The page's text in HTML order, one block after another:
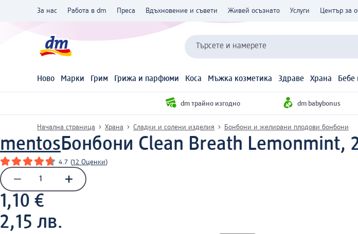
За нас Работа в dm Преса Вдъхновение и съвети Живей осъзнато Услуги Център за
Търсете и намерете
Ново Марки Грим Грижа и парфюми Коса Мъжка козметика Здраве Храна Бебе
dm трайно изгодно dm babybonus
Начална страница Храна Сладки и солени изделия Бонбони и желирани плодови бонбони
mentosБонбони Clean Breath Lemonmint,
4.7 (12 Оценки)
1,10 €
2,15 лв.